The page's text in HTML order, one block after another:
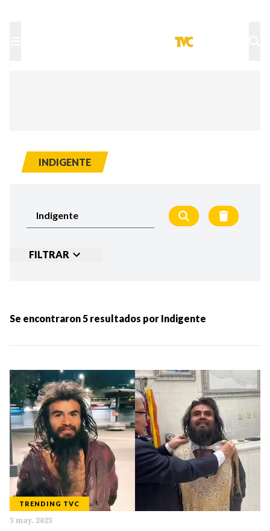
INDIGENTE
FILTRAR
MÁS RECIENTES
MENOS RECIENTES
Periodo:
Se encontraron5 resultados por Indigente
TRENDING TVC
5 may. 2025